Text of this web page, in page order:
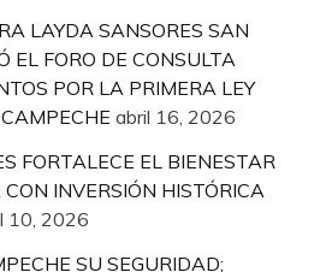
LAYDA SANSORES SAN
EL FORO DE CONSULTA
POR LA PRIMERA LEY
abril 16, 2026
FORTALECE EL BIENESTAR
INVERSIÓN HISTÓRICA
10, 2026
SU SEGURIDAD;